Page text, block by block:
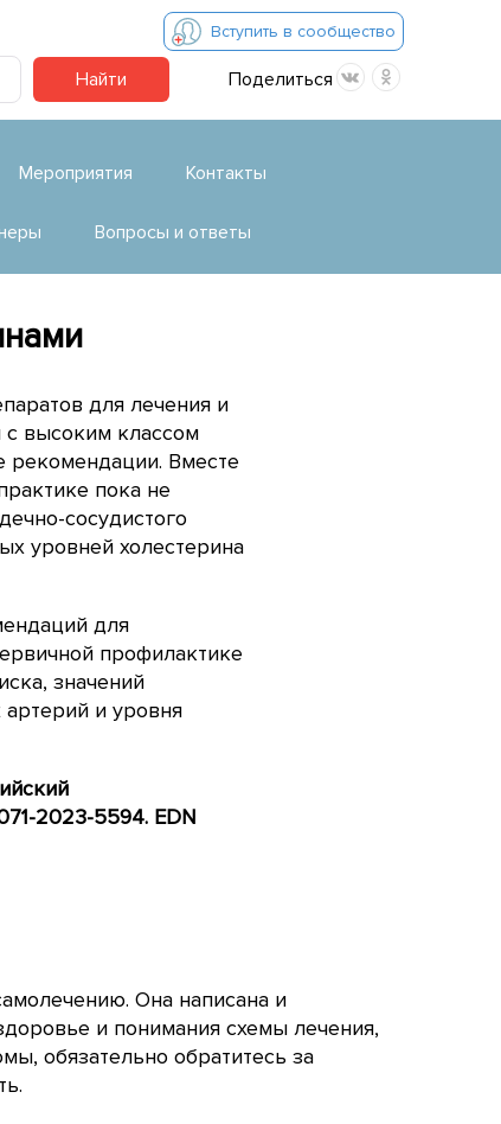
Вступить в сообщество
Найти Поделиться
Мероприятия Контакты
Вопросы и ответы
для лечения и
с высоким классом
рекомендации. Вместе
пока не
сосудистого
уровней холестерина
для
профилактике
значений
и уровня
2023-5594. EDN
Она написана и
и понимания схемы лечения,
обязательно обратитесь за